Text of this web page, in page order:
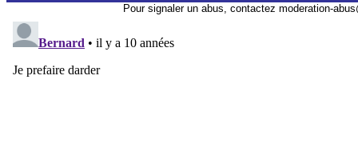
Pour signaler un abus, contactez moderation-